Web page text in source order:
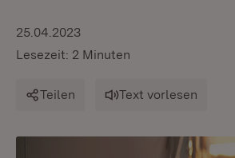
25.04.2023
Lesezeit: 2 Minuten
Teilen Text vorlesen